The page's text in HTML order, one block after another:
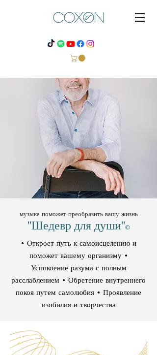
музыка поможет преобразить вашу жизнь
"Шедевр для души"©
• Откроет путь к самоисцелению и
поможет вашему организму •
Успокоение разума с полным
расслаблением • Обретение внутреннего
покоя путем самолюбия • Проявление
изобилия и творчества